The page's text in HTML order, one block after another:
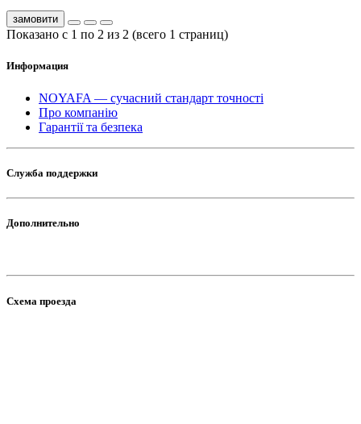
замовити
Показано с 1 по 2 из 2 (всего 1 страниц)
Информация
NOYAFA — сучасний стандарт точності
Про компанію
Гарантії та безпека
Служба поддержки
Дополнительно
Схема проезда